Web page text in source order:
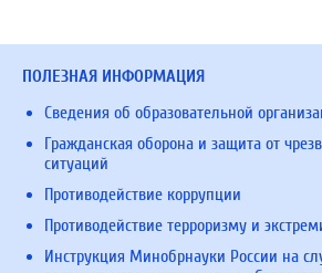
ПОЛЕЗНАЯ ИНФОРМАЦИЯ
Сведения об образовательной
Гражданская оборона и защита от
ситуаций
Противодействие коррупции
Противодействие терроризму и
Инструкция Минобрнауки России на